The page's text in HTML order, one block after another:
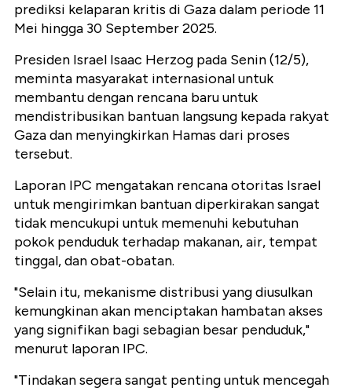
prediksi kelaparan kritis di Gaza dalam periode 11
Mei hingga 30 September 2025.
Presiden Israel Isaac Herzog pada Senin (12/5),
meminta masyarakat internasional untuk
membantu dengan rencana baru untuk
mendistribusikan bantuan langsung kepada rakyat
Gaza dan menyingkirkan Hamas dari proses
tersebut.
Laporan IPC mengatakan rencana otoritas Israel
untuk mengirimkan bantuan diperkirakan sangat
tidak mencukupi untuk memenuhi kebutuhan
pokok penduduk terhadap makanan, air, tempat
tinggal, dan obat-obatan.
"Selain itu, mekanisme distribusi yang diusulkan
kemungkinan akan menciptakan hambatan akses
yang signifikan bagi sebagian besar penduduk,"
menurut laporan IPC.
"Tindakan segera sangat penting untuk mencegah